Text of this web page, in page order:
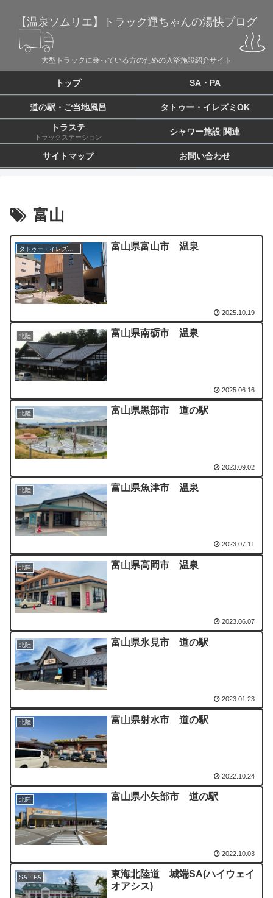
【温泉ソムリエ】トラック運ちゃんの湯快ブログ
大型トラックに乗っている方のための入浴施設紹介サイト
トップ SA・PA
道の駅・ご当地風呂 タトゥー・イレズミOK
トラステ
トラックステーション
シャワー施設 関連
サイトマップ お問い合わせ
富山
タトゥー・イレズミOK 富山県富山市 温泉
2025.10.19
北陸 富山県南砺市 温泉
2025.06.16
北陸 富山県黒部市 道の駅
2023.09.02
北陸 富山県魚津市 温泉
2023.07.11
北陸 富山県高岡市 温泉
2023.06.07
北陸 富山県氷見市 道の駅
2023.01.23
北陸 富山県射水市 道の駅
2022.10.24
北陸 富山県小矢部市 道の駅
2022.10.03
SA・PA
東海北陸道 城端SA(ハイウェイ
オアシス)